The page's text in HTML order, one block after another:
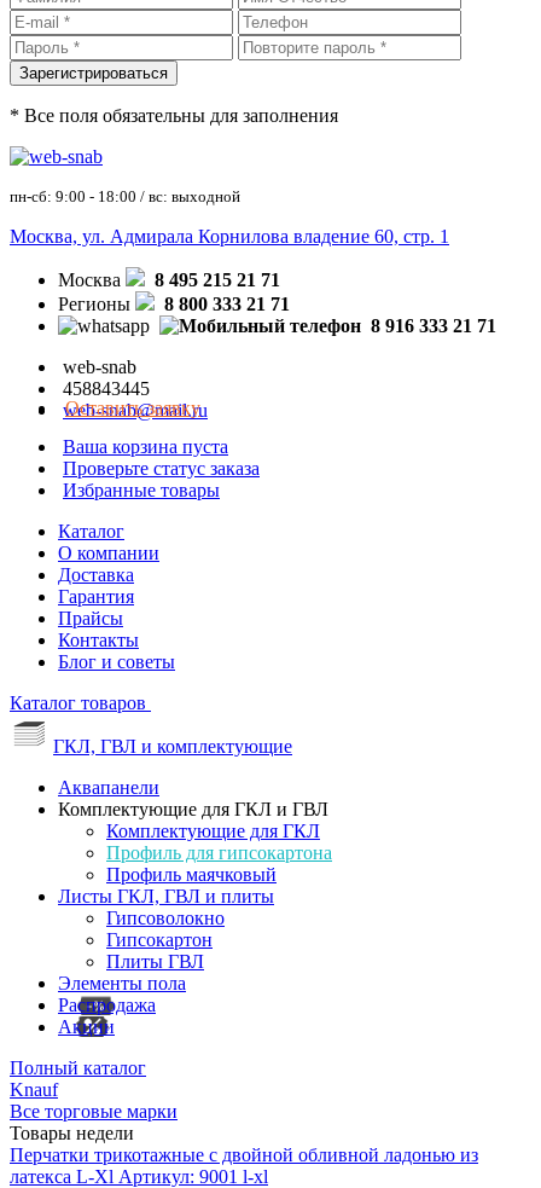
* Все поля обязательны для заполнения
пн-сб: 9:00 - 18:00 / вс: выходной
Москва, ул. Адмирала Корнилова владение 60, стр. 1
Москва
8 495 215 21 71
Регионы
8 800 333 21 71
8 916 333 21 71
web-snab
458843445
web-snab@mail.ru
Оставить заявку
Ваша корзина пуста
Проверьте статус заказа
Избранные товары
Каталог
О компании
Доставка
Гарантия
Прайсы
Контакты
Блог и советы
Каталог товаров
ГКЛ, ГВЛ и комплектующие
Аквапанели
Комплектующие для ГКЛ и ГВЛ
Комплектующие для ГКЛ
Профиль для гипсокартона
Профиль маячковый
Листы ГКЛ, ГВЛ и плиты
Гипсоволокно
Гипсокартон
Плиты ГВЛ
Элементы пола
Распродажа
Акции
Полный каталог
Knauf
Все торговые марки
Товары недели
Перчатки трикотажные с двойной обливной ладонью из
латекса L-Xl Артикул: 9001 l-xl